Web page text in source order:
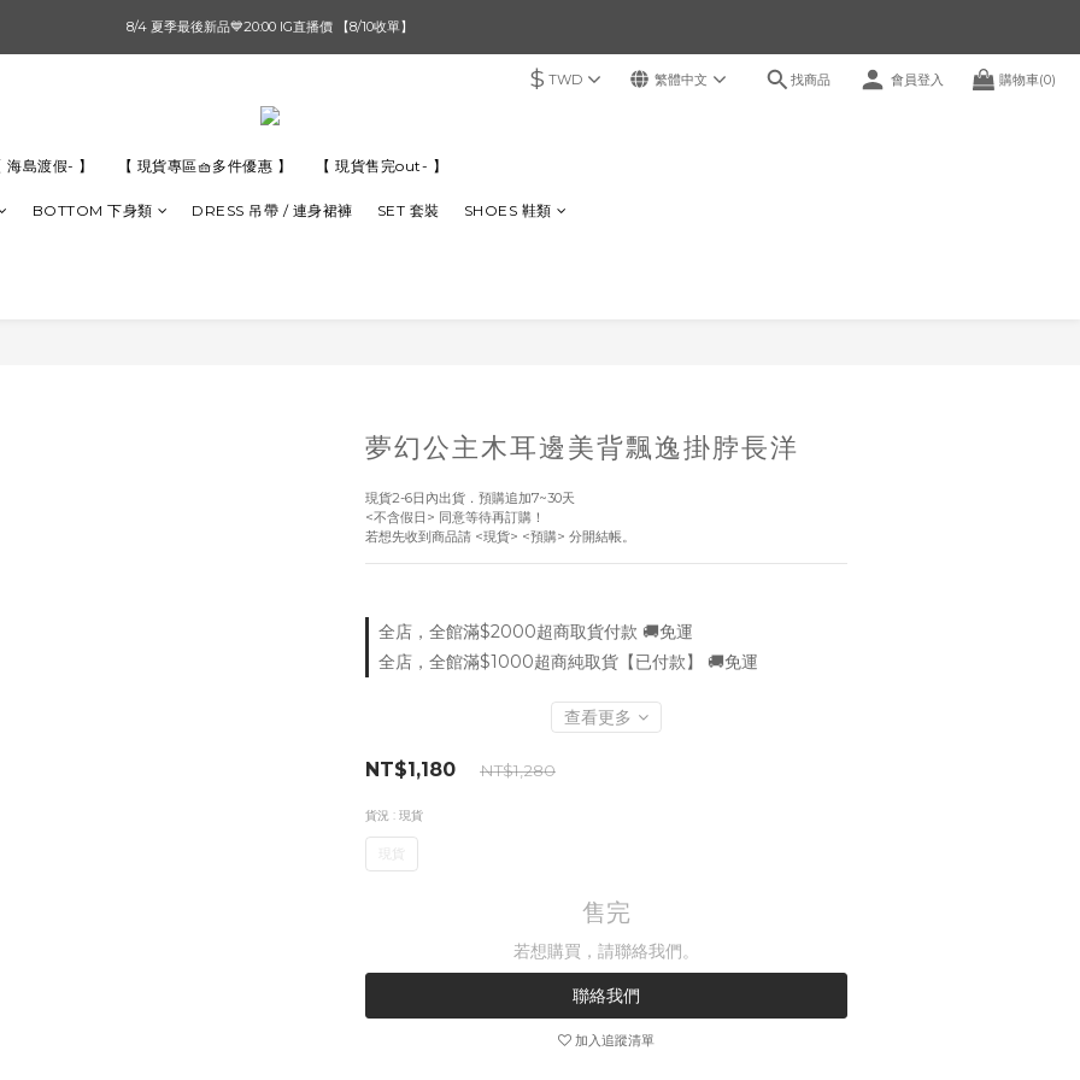
單筆滿$1000【先付款】 / 滿$2000【超取付款】 🚚免運費
8/4 夏季最後新品💙20:00 IG直播價 【8/10收單】
$ TWD 繁體中文 找商品 會員登入 購物車(0)
海島渡假- 】 【 現貨專區🧺多件優惠 】 【 現貨售完out- 】
BOTTOM 下身類 DRESS 吊帶 / 連身裙褲 SET 套裝 SHOES 鞋類
夢幻公主木耳邊美背飄逸掛脖長洋
現貨2-6日內出貨．預購追加7~30天
<不含假日> 同意等待再訂購！
若想先收到商品請 <現貨> <預購> 分開結帳。
全店，全館滿$2000超商取貨付款 🚚免運
全店，全館滿$1000超商純取貨【已付款】 🚚免運
查看更多
NT$1,180 NT$1,280
貨況 : 現貨
售完
若想購買，請聯絡我們。
聯絡我們
加入追蹤清單